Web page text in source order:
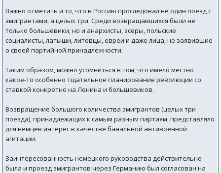
Важно отметить и то, что в Россию проследовал не один поезд с
эмигрантами, а целых три. Среди возвращавшихся были не
только большевики, но и анархисты, эсеры, польские
социалисты, латыши, литовцы, евреи и даже лица, не заявившие
о своей партийной принадлежности.
Таким образом, можно усомниться в том, что имело местно
какое-то особенно тщательное планирование революции со
ставкой конкретно на Ленина и большевиков.
Возвращение большого количества эмигрантов (целых три
поезда), принадлежащих к самым разным партиям, представляло
для немцев интерес в качестве банальной антивоенной
агитации.
Заинтересованность немецкого руководства действительно
была и проезд эмигрантов через Германию был согласован на